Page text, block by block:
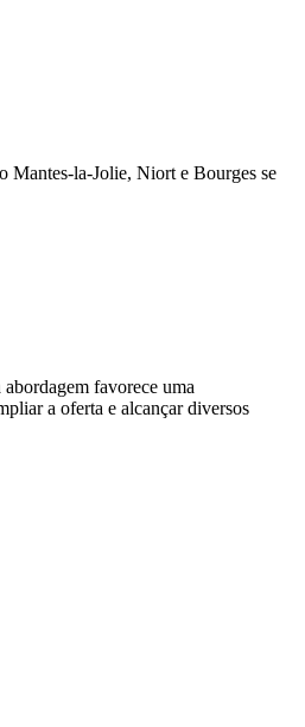
Mantes-la-Jolie, Niort e Bourges se
favorece uma
a oferta e alcançar diversos